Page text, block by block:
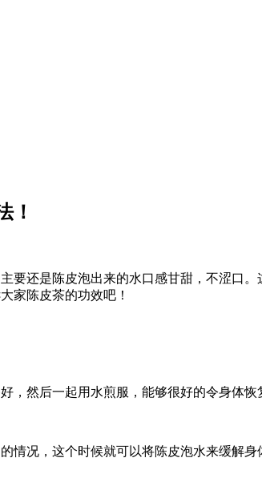
！
要还是陈皮泡出来的水口感甘甜，不涩口
家陈皮茶的功效吧！
，然后一起用水煎服，能够很好的令身体恢
情况，这个时候就可以将陈皮泡水来缓解